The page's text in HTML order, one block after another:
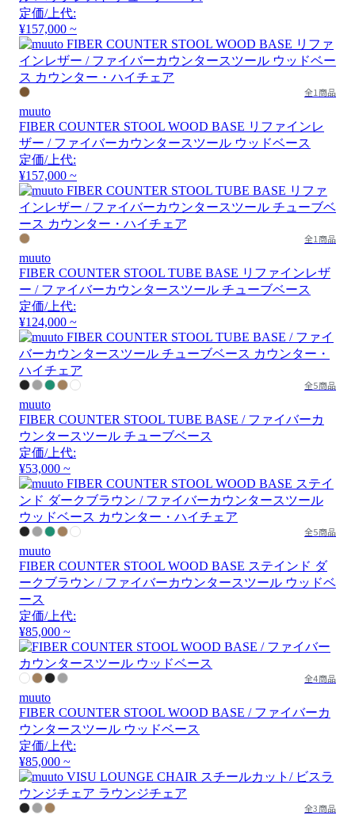
定価/上代:
¥157,000 ~
全1商品
muuto
FIBER COUNTER STOOL WOOD BASE リファインレ
ザー / ファイバーカウンタースツール ウッドベース
定価/上代:
¥157,000 ~
全1商品
muuto
FIBER COUNTER STOOL TUBE BASE リファインレザ
ー / ファイバーカウンタースツール チューブベース
定価/上代:
¥124,000 ~
全5商品
muuto
FIBER COUNTER STOOL TUBE BASE / ファイバーカ
ウンタースツール チューブベース
定価/上代:
¥53,000 ~
全5商品
muuto
FIBER COUNTER STOOL WOOD BASE ステインド ダ
ークブラウン / ファイバーカウンタースツール ウッドベ
ース
定価/上代:
¥85,000 ~
全4商品
muuto
FIBER COUNTER STOOL WOOD BASE / ファイバーカ
ウンタースツール ウッドベース
定価/上代:
¥85,000 ~
全3商品